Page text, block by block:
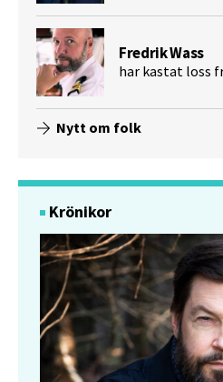
Fredrik Wass
har kastat loss
Nytt om folk
Krönikor